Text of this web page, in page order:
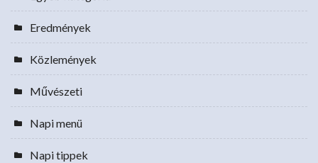
Eredmények
Közlemények
Művészeti
Napi menü
Napi tippek